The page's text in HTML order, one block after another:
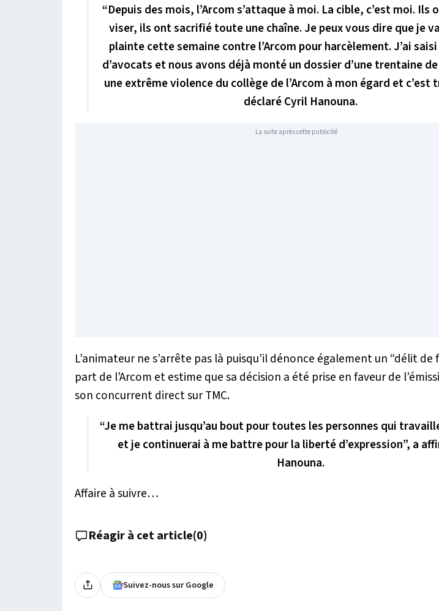
“Depuis des mois, l’Arcom s’attaque à moi. La cible, c’est moi. Ils
viser, ils ont sacrifié toute une chaîne. Je peux vous dire que je
plainte cette semaine contre l’Arcom pour harcèlement. J’ai
d’avocats et nous avons déjà monté un dossier d’une trentaine
une extrême violence du collège de l’Arcom à mon égard et c’est
déclaré Cyril Hanouna.
La suite après cette publicité
L’animateur ne s’arrête pas là puisqu’il dénonce également un “délit de
part de l’Arcom et estime que sa décision a été prise en faveur de
son concurrent direct sur TMC.
“Je me battrai jusqu’au bout pour toutes les personnes qui
et je continuerai à me battre pour la liberté d’expression”, a
Hanouna.
Affaire à suivre…
Réagir à cet article(0)
Suivez-nous sur Google